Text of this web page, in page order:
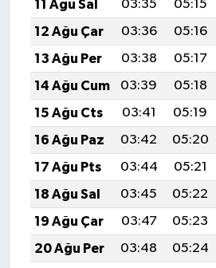
11 Ağu Sal
03:35 05:15
12 Ağu Çar
03:36 05:16
13 Ağu Per
03:38 05:17
14 Ağu Cum
03:39 05:18
15 Ağu Cts
03:41 05:19
16 Ağu Paz
03:42 05:20
17 Ağu Pts
03:44 05:21
18 Ağu Sal
03:45 05:22
19 Ağu Çar
03:47 05:23
20 Ağu Per
03:48 05:24